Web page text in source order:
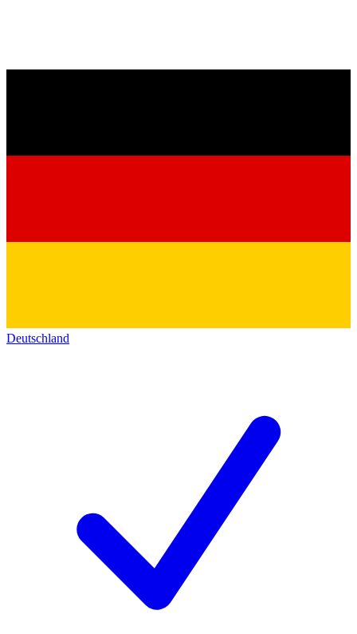
Deutschland